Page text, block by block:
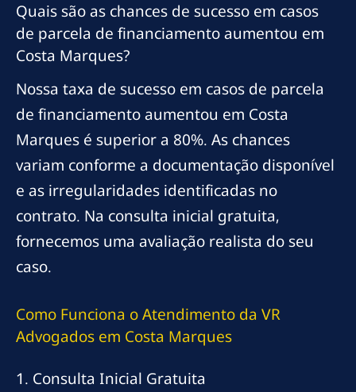
Quais são as chances de sucesso em casos
de parcela de financiamento aumentou em
Costa Marques?
Nossa taxa de sucesso em casos de parcela
de financiamento aumentou em Costa
Marques é superior a 80%. As chances
variam conforme a documentação disponível
e as irregularidades identificadas no
contrato. Na consulta inicial gratuita,
fornecemos uma avaliação realista do seu
caso.
Como Funciona o Atendimento da VR
Advogados em Costa Marques
1. Consulta Inicial Gratuita